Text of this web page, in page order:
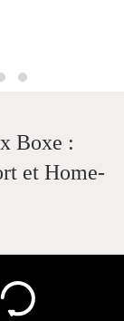
Boxe :
et Home-